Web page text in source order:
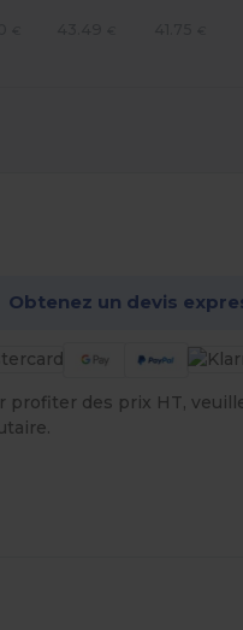
Obtenez un devis
profiter des prix HT,